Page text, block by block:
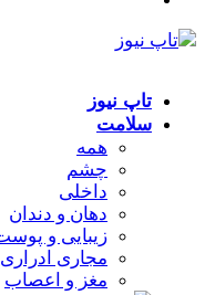
تاپ نیوز
سلامت
همه
چشم
داخلی
دهان و دندان
زیبایی و
مجاری ادراری
مغز و اعصاب